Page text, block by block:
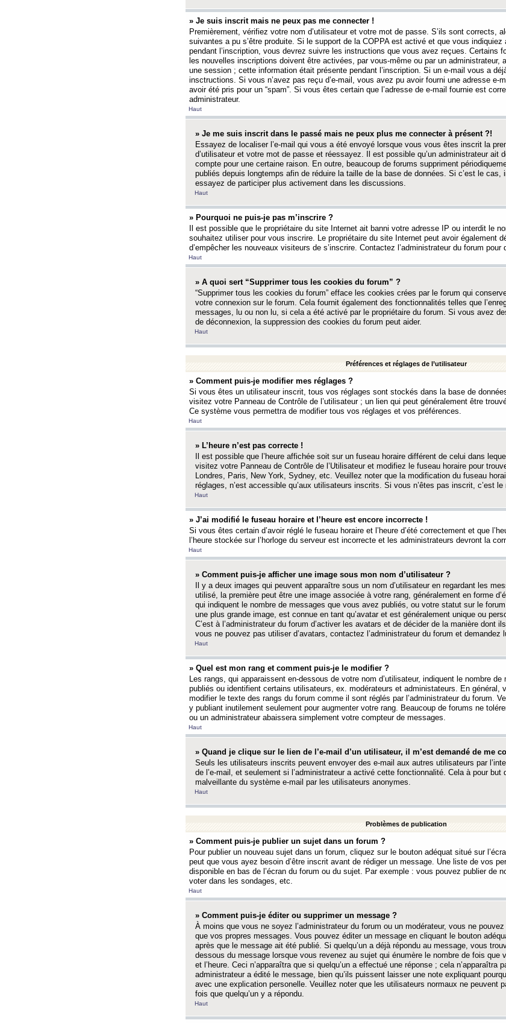
» Je suis inscrit mais ne peux pas me connecter !
Premièrement, vérifiez votre nom d’utilisateur et votre mot de passe. S’ils sont corrects,
suivantes a pu s’être produite. Si le support de la COPPA est activé et que vous
pendant l’inscription, vous devrez suivre les instructions que vous avez reçues. Certains
les nouvelles inscriptions doivent être activées, par vous-même ou par un administrateur,
une session ; cette information était présente pendant l’inscription. Si un e-mail vous a
insctructions. Si vous n’avez pas reçu d’e-mail, vous avez pu avoir fourni une adresse e-
avoir été pris pour un “spam”. Si vous êtes certain que l’adresse de e-mail fournie est
administrateur.
Haut
» Je me suis inscrit dans le passé mais ne peux plus me connecter à présent ?!
Essayez de localiser l’e-mail qui vous a été envoyé lorsque vous vous êtes inscrit la
d’utilisateur et votre mot de passe et réessayez. Il est possible qu’un administrateur ait
compte pour une certaine raison. En outre, beaucoup de forums suppriment
publiés depuis longtemps afin de réduire la taille de la base de données. Si c’est le cas,
essayez de participer plus activement dans les discussions.
Haut
» Pourquoi ne puis-je pas m’inscrire ?
Il est possible que le propriétaire du site Internet ait banni votre adresse IP ou interdit le
souhaitez utiliser pour vous inscrire. Le propriétaire du site Internet peut avoir également
d’empêcher les nouveaux visiteurs de s’inscrire. Contactez l’administrateur du forum pour
Haut
» A quoi sert “Supprimer tous les cookies du forum” ?
“Supprimer tous les cookies du forum” efface les cookies crées par le forum qui
votre connexion sur le forum. Cela fournit également des fonctionnalités telles que
messages, lu ou non lu, si cela a été activé par le propriétaire du forum. Si vous avez
de déconnexion, la suppression des cookies du forum peut aider.
Haut
Préférences et réglages de l’utilisateur
» Comment puis-je modifier mes réglages ?
Si vous êtes un utilisateur inscrit, tous vos réglages sont stockés dans la base de
visitez votre Panneau de Contrôle de l’utilisateur ; un lien qui peut généralement être
Ce système vous permettra de modifier tous vos réglages et vos préférences.
Haut
» L’heure n’est pas correcte !
Il est possible que l’heure affichée soit sur un fuseau horaire différent de celui dans
visitez votre Panneau de Contrôle de l’Utilisateur et modifiez le fuseau horaire pour
Londres, Paris, New York, Sydney, etc. Veuillez noter que la modification du fuseau
réglages, n’est accessible qu’aux utilisateurs inscrits. Si vous n’êtes pas inscrit, c’est
Haut
» J’ai modifié le fuseau horaire et l’heure est encore incorrecte !
Si vous êtes certain d’avoir réglé le fuseau horaire et l’heure d’été correctement et que
l’heure stockée sur l’horloge du serveur est incorrecte et les administrateurs devront la
Haut
» Comment puis-je afficher une image sous mon nom d’utilisateur ?
Il y a deux images qui peuvent apparaître sous un nom d’utilisateur en regardant les
utilisé, la première peut être une image associée à votre rang, généralement en forme
qui indiquent le nombre de messages que vous avez publiés, ou votre statut sur le
une plus grande image, est connue en tant qu’avatar et est généralement unique ou
C’est à l’administrateur du forum d’activer les avatars et de décider de la manière dont
vous ne pouvez pas utiliser d’avatars, contactez l’administrateur du forum et demandez
Haut
» Quel est mon rang et comment puis-je le modifier ?
Les rangs, qui apparaissent en-dessous de votre nom d’utilisateur, indiquent le nombre
publiés ou identifient certains utilisateurs, ex. modérateurs et administateurs. En général,
modifier le texte des rangs du forum comme il sont réglés par l’administrateur du forum.
y publiant inutilement seulement pour augmenter votre rang. Beaucoup de forums ne
ou un administrateur abaissera simplement votre compteur de messages.
Haut
» Quand je clique sur le lien de l’e-mail d’un utilisateur, il m’est demandé de me
Seuls les utilisateurs inscrits peuvent envoyer des e-mail aux autres utilisateurs par
de l’e-mail, et seulement si l’administrateur a activé cette fonctionnalité. Cela à pour but
malveillante du système e-mail par les utilisateurs anonymes.
Haut
Problèmes de publication
» Comment puis-je publier un sujet dans un forum ?
Pour publier un nouveau sujet dans un forum, cliquez sur le bouton adéquat situé sur
peut que vous ayez besoin d’être inscrit avant de rédiger un message. Une liste de vos
disponible en bas de l’écran du forum ou du sujet. Par exemple : vous pouvez publier de
voter dans les sondages, etc.
Haut
» Comment puis-je éditer ou supprimer un message ?
À moins que vous ne soyez l’administrateur du forum ou un modérateur, vous ne
que vos propres messages. Vous pouvez éditer un message en cliquant le bouton
après que le message ait été publié. Si quelqu’un a déjà répondu au message, vous
dessous du message lorsque vous revenez au sujet qui énumère le nombre de fois que
et l’heure. Ceci n’apparaîtra que si quelqu’un a effectué une réponse ; cela n’apparaîtra
administrateur a édité le message, bien qu’ils puissent laisser une note expliquant
avec une explication personelle. Veuillez noter que les utilisateurs normaux ne peuvent
fois que quelqu’un y a répondu.
Haut